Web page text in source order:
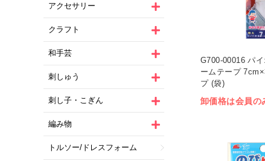
アクセサリー
クラフト
和手芸
刺しゅう
刺し子・こぎん
編み物
トルソー/ドレスフォーム
G700-00016 パ
ームテープ
プ (袋)
卸価格は会員の